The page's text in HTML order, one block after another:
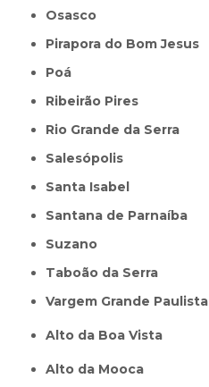
Osasco
Pirapora do Bom Jesus
Poá
Ribeirão Pires
Rio Grande da Serra
Salesópolis
Santa Isabel
Santana de Parnaíba
Suzano
Taboão da Serra
Vargem Grande Paulista
Alto da Boa Vista
Alto da Mooca